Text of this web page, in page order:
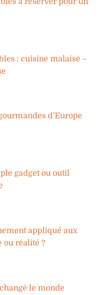
: cuisine malaise –
d’Europe
gadget ou outil
appliqué aux
ou réalité ?
le monde